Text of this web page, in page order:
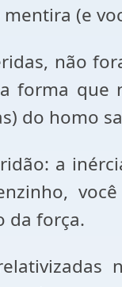
(e
não
forma
do homo
a
da força.